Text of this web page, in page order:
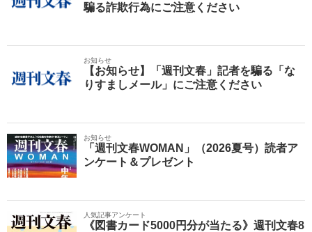
騙る詐欺行為にご注意ください
お知らせ
【お知らせ】「週刊文春」記者を騙る「な
りすましメール」にご注意ください
お知らせ
「週刊文春WOMAN」（2026夏号）読者ア
ンケート＆プレゼント
人気記事アンケート
《図書カード5000円分が当たる》週刊文春8